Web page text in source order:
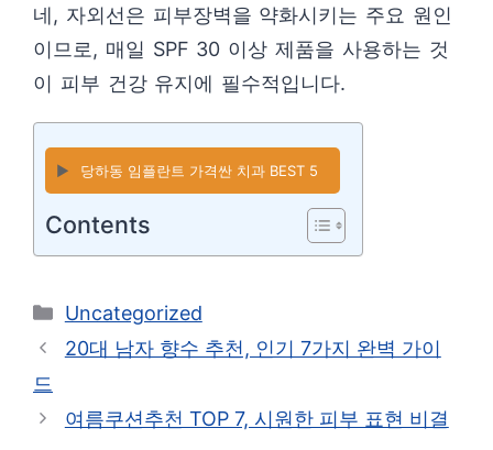
네, 자외선은 피부장벽을 약화시키는 주요 원인
이므로, 매일 SPF 30 이상 제품을 사용하는 것
이 피부 건강 유지에 필수적입니다.
▶️ 당하동 임플란트 가격싼 치과 BEST 5
Contents
카
테
Uncategorized
20대 남자 향수 추천, 인기 7가지 완벽 가이
드
여름쿠션추천 TOP 7, 시원한 피부 표현 비결